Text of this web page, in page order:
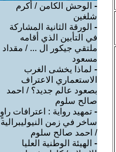
- الوحش الكامن / أكرم
شلغين
- الورقة الثانية المشاركة
في التأبين الذي أقامه
ملتقي جيكور ال ... / مقداد
مسعود
- لماذا يخشى الغرب
الاستعماري الاعتراف
بصعود عالم جديد؟ / احمد
صالح سلوم
- تمهيد رواية : اعترافات راوٍ
ساخر في زمن النيوليبرالية
/ احمد صالح سلوم
- الهيئة الوطنية العليا